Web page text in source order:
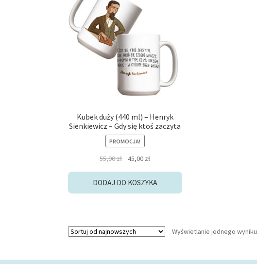
Kubek duży (440 ml) – Henryk
Sienkiewicz – Gdy się ktoś zaczyta
PROMOCJA!
55,90zł
Pierwotna
wynosiła:
45,00 złAktualna
wynosi:
DODAJ DO KOSZYKA
Wyświetlanie jednego wyniku